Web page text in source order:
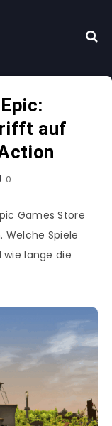
auf
0
Games Store
Welche Spiele
lange die